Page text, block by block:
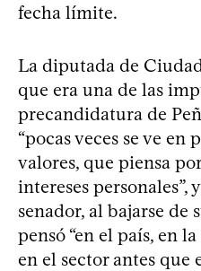
fecha límite.
La diputada de
que era una de las
precandidatura de
“pocas veces se ve
valores, que piensa
intereses personales”,
senador, al bajarse de
pensó “en el país, en
en el sector antes que